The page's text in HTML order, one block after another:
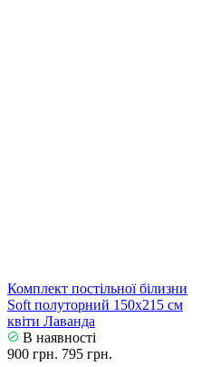
Комплект постільної білизни
Soft полуторний 150х215 см
квіти Лаванда
В наявності
900 грн. 795 грн.